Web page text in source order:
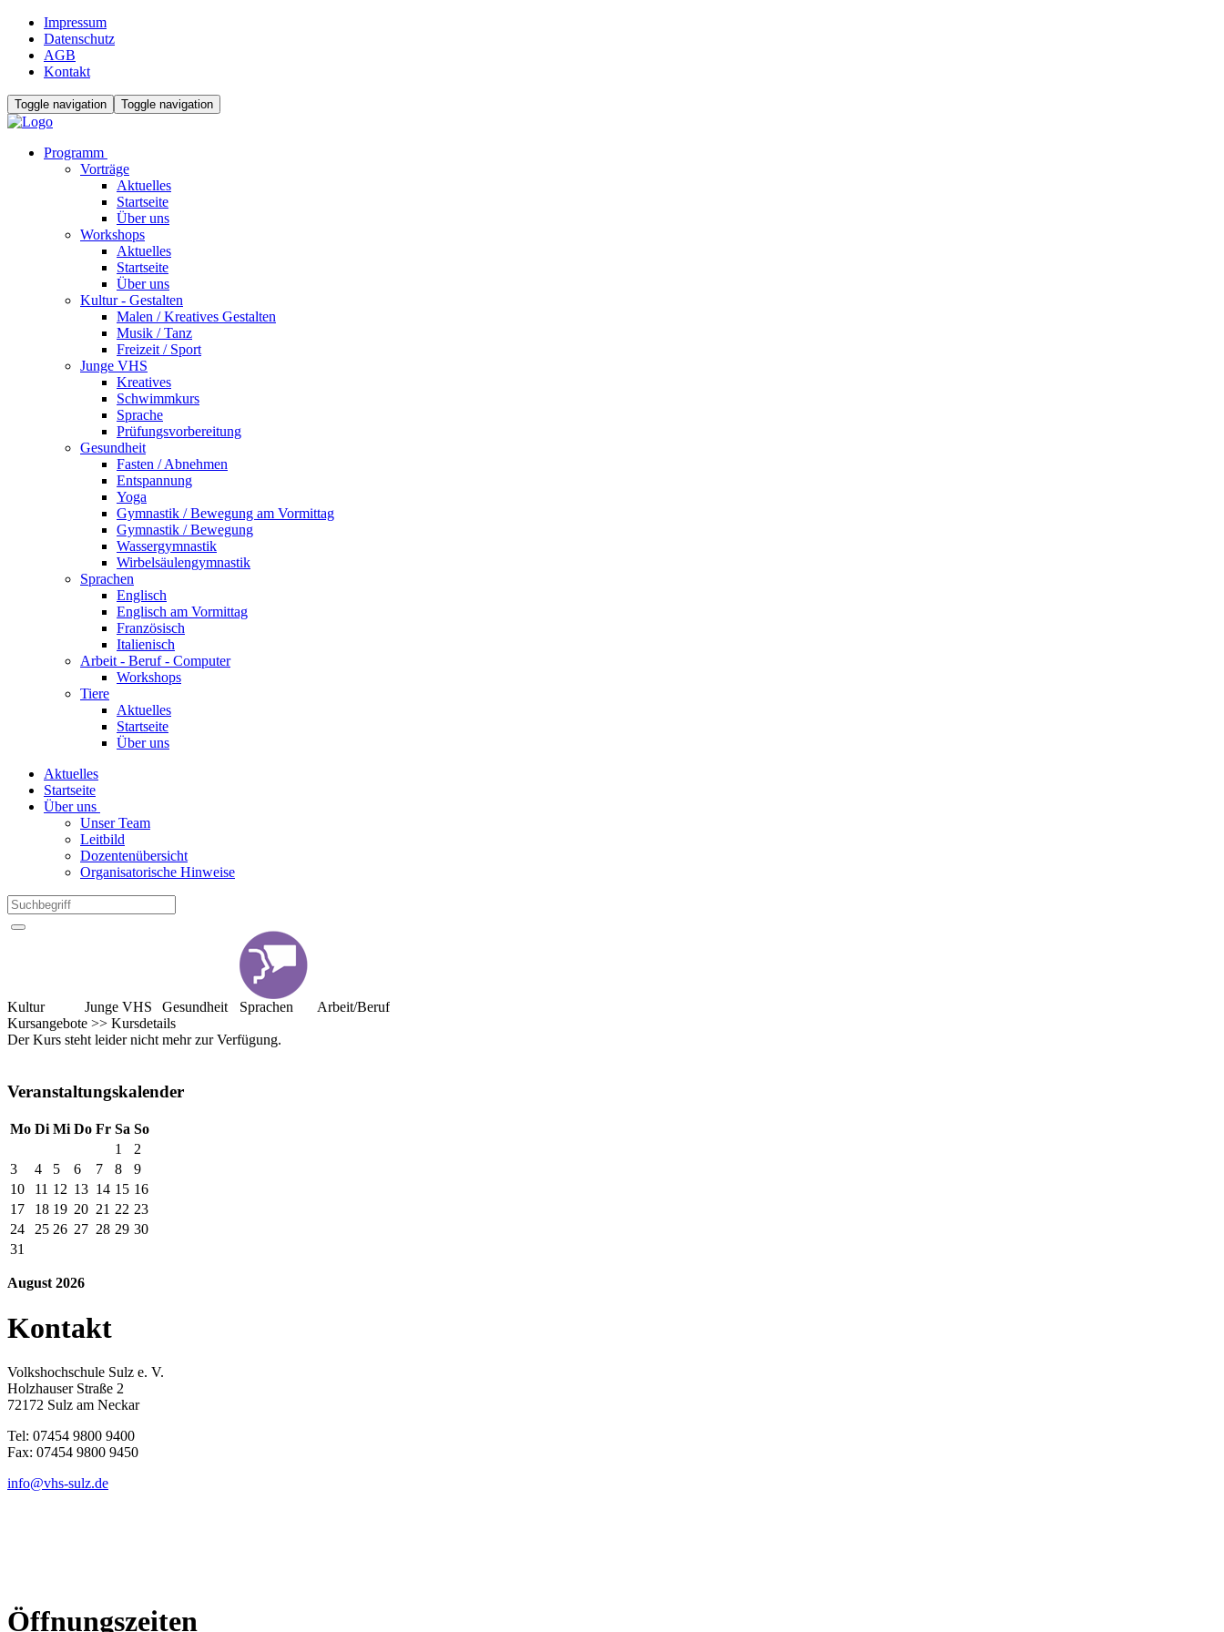
Impressum
Datenschutz
AGB
Kontakt
Toggle navigation Toggle navigation
Programm
Vorträge
Aktuelles
Startseite
Über uns
Workshops
Aktuelles
Startseite
Über uns
Kultur - Gestalten
Malen / Kreatives Gestalten
Musik / Tanz
Freizeit / Sport
Junge VHS
Kreatives
Schwimmkurs
Sprache
Prüfungsvorbereitung
Gesundheit
Fasten / Abnehmen
Entspannung
Yoga
Gymnastik / Bewegung am Vormittag
Gymnastik / Bewegung
Wassergymnastik
Wirbelsäulengymnastik
Sprachen
Englisch
Englisch am Vormittag
Französisch
Italienisch
Arbeit - Beruf - Computer
Workshops
Tiere
Aktuelles
Startseite
Über uns
Aktuelles
Startseite
Über uns
Unser Team
Leitbild
Dozentenübersicht
Organisatorische Hinweise
Kultur Junge VHS Gesundheit Sprachen
Arbeit/Beruf
Kursangebote >> Kursdetails
Der Kurs steht leider nicht mehr zur Verfügung.
Veranstaltungskalender
Mo Di Mi Do Fr Sa So
1
2
3
4 5 6 7 8
9
10
11 12 13 14 15 16
17
18 19 20 21 22 23
24
25 26 27 28 29 30
31
August 2026
Kontakt
Volkshochschule Sulz e. V.
Holzhauser Straße 2
72172 Sulz am Neckar
Tel: 07454 9800 9400
Fax: 07454 9800 9450
info@vhs-sulz.de
Öffnungszeiten